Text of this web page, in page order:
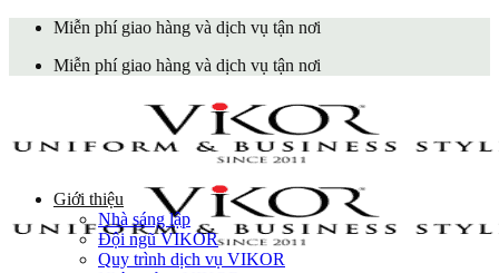
Skip
content
Miễn phí giao hàng và dịch vụ tận nơi
Miễn phí giao hàng và dịch vụ tận nơi
Giới thiệu
Nhà sáng lập
Đội ngũ VIKOR
Quy trình dịch vụ VIKOR